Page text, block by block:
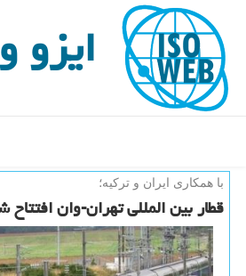
با همكاری ایران و تركیه؛
قطار بین المللی تهران-وان افتتاح